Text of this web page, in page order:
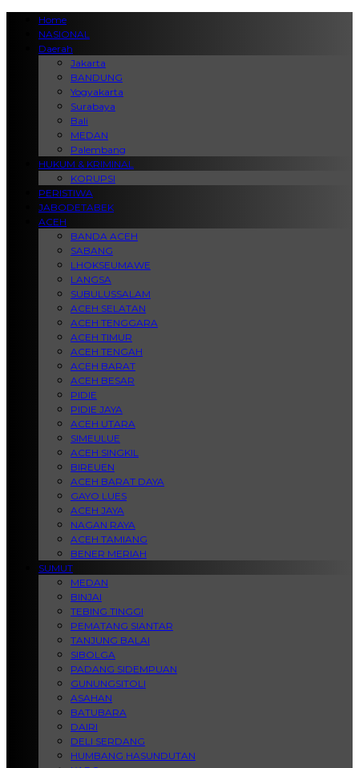
Home
NASIONAL
Daerah
Jakarta
BANDUNG
Yogyakarta
Surabaya
Bali
MEDAN
Palembang
HUKUM & KRIMINAL
KORUPSI
PERISTIWA
JABODETABEK
ACEH
BANDA ACEH
SABANG
LHOKSEUMAWE
LANGSA
SUBULUSSALAM
ACEH SELATAN
ACEH TENGGARA
ACEH TIMUR
ACEH TENGAH
ACEH BARAT
ACEH BESAR
PIDIE
PIDIE JAYA
ACEH UTARA
SIMEULUE
ACEH SINGKIL
BIREUEN
ACEH BARAT DAYA
GAYO LUES
ACEH JAYA
NAGAN RAYA
ACEH TAMIANG
BENER MERIAH
SUMUT
MEDAN
BINJAI
TEBING TINGGI
PEMATANG SIANTAR
TANJUNG BALAI
SIBOLGA
PADANG SIDEMPUAN
GUNUNGSITOLI
ASAHAN
BATUBARA
DAIRI
DELI SERDANG
HUMBANG HASUNDUTAN